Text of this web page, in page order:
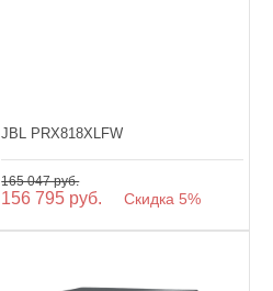
JBL PRX818XLFW
165 047 руб.
156 795 руб. Скидка 5%